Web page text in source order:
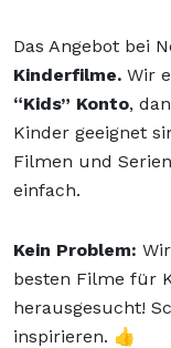
Das Angebot bei
Kinderfilme. Wir
“Kids” Konto,
Kinder geeignet
Filmen und
einfach.
Kein Problem:
besten Filme für
herausgesucht!
inspirieren. 👍